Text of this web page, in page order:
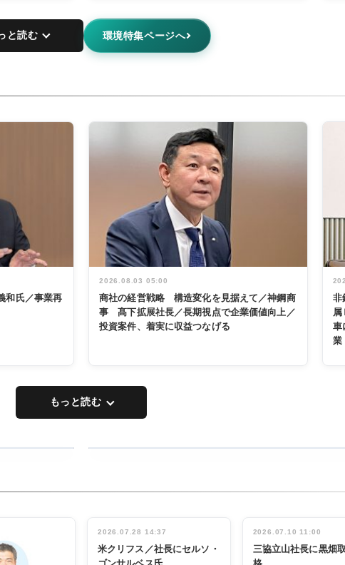
と読む 環境特集ページへ
和氏／事業再
2026.08.03 05:00
商社の経営戦略 構造変化を見据えて／神鋼商
事 髙下拡展社長／長期視点で企業価値向上／
投資案件、着実に収益つなげる
非
属
車
業
もっと読む
念祝う 業界
関係者ら220
人出席
2026.07.28 14:37
米クリフス／社長にセルソ・
2026.07.10 11:00
三協立山社長に黒畑